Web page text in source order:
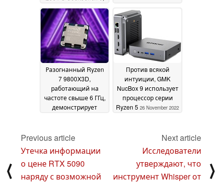
хотя Apple M4 по-
прежнему далеко
впереди13 December
2024
Разогнанный Ryzen
7 9800X3D,
работающий на
частоте свыше 6 ГГц,
демонстрирует
многоядерной
07 November 2024
Против всякой
интуиции, GMK
NucBox 9 использует
процессор серии
Ryzen 5 26 November 2022
⟨
Previous article
Утечка информации
о цене RTX 5090
наряду с возможной
Next article
Исследователи
утверждают, что
инструмент Whisper от
⟩